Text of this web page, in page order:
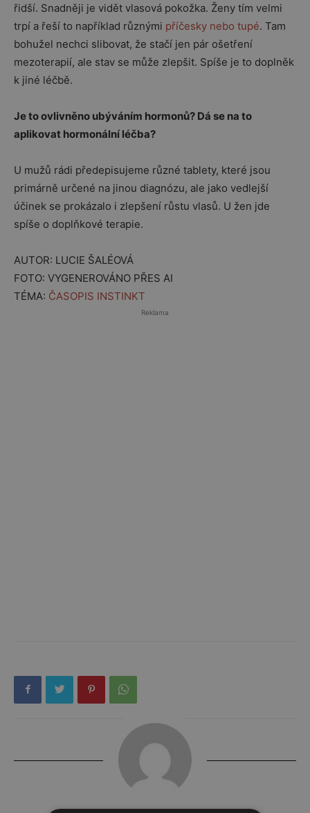
řidší. Snadněji je vidět vlasová pokožka. Ženy tím velmi
trpí a řeší to například různými příčesky nebo tupé. Tam
bohužel nechci slibovat, že stačí jen pár ošetření
mezoterapií, ale stav se může zlepšit. Spíše je to doplněk
k jiné léčbě.
Je to ovlivněno ubýváním hormonů? Dá se na to
aplikovat hormonální léčba?
U mužů rádi předepisujeme různé tablety, které jsou
primárně určené na jinou diagnózu, ale jako vedlejší
účinek se prokázalo i zlepšení růstu vlasů. U žen jde
spíše o doplňkové terapie.
AUTOR: LUCIE ŠALÉOVÁ
FOTO: VYGENEROVÁNO PŘES AI
TÉMA: ČASOPIS INSTINKT
Reklama